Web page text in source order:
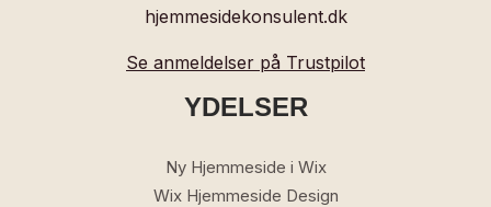
hjemmesidekonsulent.dk
Se anmeldelser på Trustpilot
YDELSER
Ny Hjemmeside i Wix
Wix Hjemmeside Design